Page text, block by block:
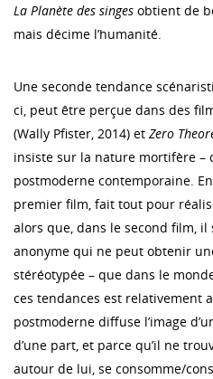
La Planète des singes obtient de
mais décime l’humanité.
Une seconde tendance
ci, peut être perçue dans des
(Wally Pfister, 2014) et Zero
insiste sur la nature mortifère –
postmoderne contemporaine.
premier film, fait tout pour
alors que, dans le second film,
anonyme qui ne peut obtenir
stéréotypée – que dans le
ces tendances est relativement
postmoderne diffuse l’image
d’une part, et parce qu’il ne
autour de lui, se consomme/